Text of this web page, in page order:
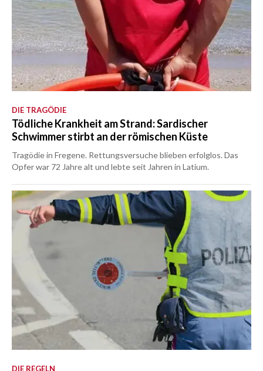
DIE TRAGÖDIE
Tödliche Krankheit am Strand: Sardischer
Schwimmer stirbt an der römischen Küste
Tragödie in Fregene. Rettungsversuche blieben erfolglos. Das
Opfer war 72 Jahre alt und lebte seit Jahren in Latium.
DIE REGELN